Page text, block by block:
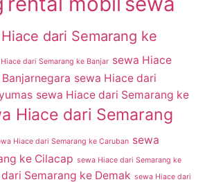
dari Semarang ke
dari Semarang ke Banjar sewa Hiace
sewa Hiace dari
sewa Hiace dari Semarang ke
Hiace dari Semarang
Hiace dari Semarang ke Caruban sewa
ke Cilacap sewa Hiace dari Semarang ke
Semarang ke Demak sewa Hiace dari